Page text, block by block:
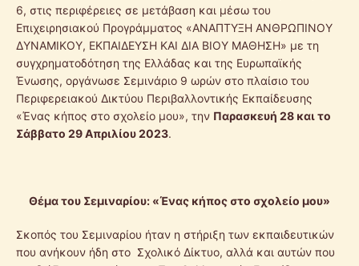
6, στις περιφέρειες σε μετάβαση και μέσω του
Επιχειρησιακού Προγράμματος «ΑΝΑΠΤΥΞΗ ΑΝΘΡΩΠΙΝΟΥ
ΔΥΝΑΜΙΚΟΥ, ΕΚΠΑΙΔΕΥΣΗ ΚΑΙ ΔΙΑ ΒΙΟΥ ΜΑΘΗΣΗ» με τη
συγχρηματοδότηση της Ελλάδας και της Ευρωπαϊκής
Ένωσης, οργάνωσε Σεμινάριο 9 ωρών στο πλαίσιο του
Περιφερειακού Δικτύου Περιβαλλοντικής Εκπαίδευσης
«Ένας κήπος στο σχολείο μου», την Παρασκευή 28 και το
Σάββατο 29 Απριλίου 2023.
Θέμα του Σεμιναρίου: «Ένας κήπος στο σχολείο μου»
Σκοπός του Σεμιναρίου ήταν η στήριξη των εκπαιδευτικών
που ανήκουν ήδη στο Σχολικό Δίκτυο, αλλά και αυτών που